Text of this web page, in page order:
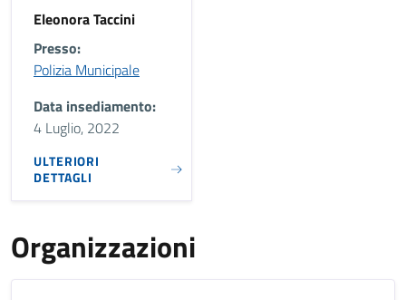
Eleonora Taccini
Presso:
Polizia Municipale
Data insediamento:
4 Luglio, 2022
ULTERIORI
DETTAGLI
Organizzazioni